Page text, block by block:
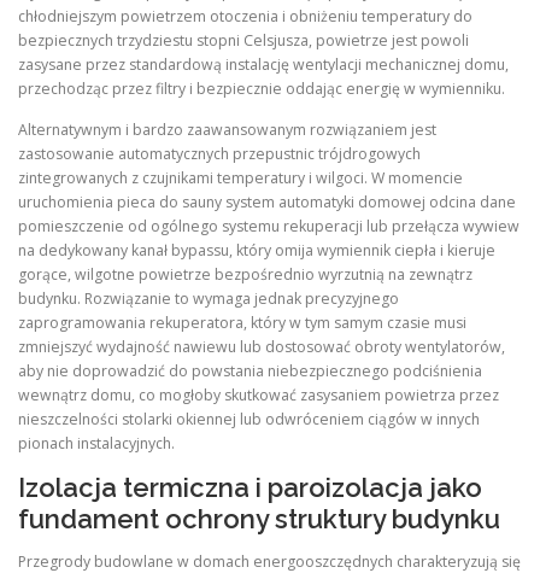
chłodniejszym powietrzem otoczenia i obniżeniu temperatury do
bezpiecznych trzydziestu stopni Celsjusza, powietrze jest powoli
zasysane przez standardową instalację wentylacji mechanicznej domu,
przechodząc przez filtry i bezpiecznie oddając energię w wymienniku.
Alternatywnym i bardzo zaawansowanym rozwiązaniem jest
zastosowanie automatycznych przepustnic trójdrogowych
zintegrowanych z czujnikami temperatury i wilgoci. W momencie
uruchomienia pieca do sauny system automatyki domowej odcina dane
pomieszczenie od ogólnego systemu rekuperacji lub przełącza wywiew
na dedykowany kanał bypassu, który omija wymiennik ciepła i kieruje
gorące, wilgotne powietrze bezpośrednio wyrzutnią na zewnątrz
budynku. Rozwiązanie to wymaga jednak precyzyjnego
zaprogramowania rekuperatora, który w tym samym czasie musi
zmniejszyć wydajność nawiewu lub dostosować obroty wentylatorów,
aby nie doprowadzić do powstania niebezpiecznego podciśnienia
wewnątrz domu, co mogłoby skutkować zasysaniem powietrza przez
nieszczelności stolarki okiennej lub odwróceniem ciągów w innych
pionach instalacyjnych.
Izolacja termiczna i paroizolacja jako
fundament ochrony struktury budynku
Przegrody budowlane w domach energooszczędnych charakteryzują się